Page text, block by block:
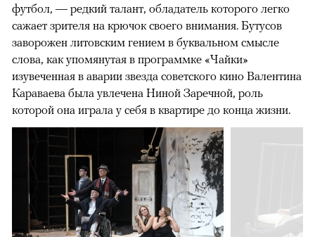
футбол, — редкий талант, обладатель которого легко
сажает зрителя на крючок своего внимания. Бутусов
заворожен литовским гением в буквальном смысле
слова, как упомянутая в программке «Чайки»
изувеченная в аварии звезда советского кино Валентина
Караваева была увлечена Ниной Заречной, роль
которой она играла у себя в квартире до конца жизни.